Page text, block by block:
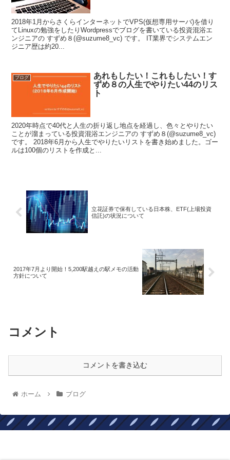
2018年1月からさくらインターネットでVPS(仮想専用サーバ)を借り
てLinuxの勉強をしたりWordpressでブログを書いている投資混浴エ
ンジニアの すずめ８(@suzume8_vc) です。 IT業界でシステムエン
ジニア歴は約20...
ブログ
あれもしたい！これもしたい！す
ずめ８の人生でやりたい44のリス
ト
2020年時点で40代と人生の折り返し地点を経過し、色々とやりたい
ことが溜まっている投資混浴エンジニアの すずめ８(@suzume8_vc)
です。 2018年6月から人生でやりたいリストを書き始めました。ゴー
ルは100個のリストを作成と...
立花証券で保有している日本株、ETF(上場投資
信託)の状況について
2017年7月より開始！5,200駅越えの駅メモの活動
方針について
コメント
コメントを書き込む
ホーム ブログ